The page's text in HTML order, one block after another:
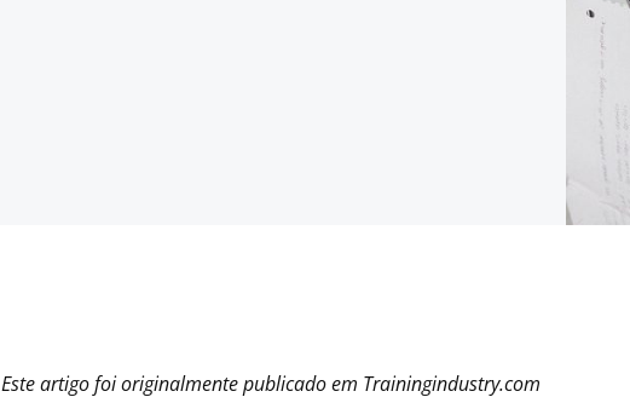
Este artigo foi originalmente publicado em Trainingindustry.com